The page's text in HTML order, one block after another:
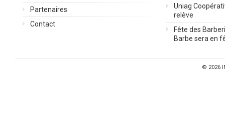
Partenaires
Contact
Uniag
relève
Fête des
Barbe sera en
© 2026